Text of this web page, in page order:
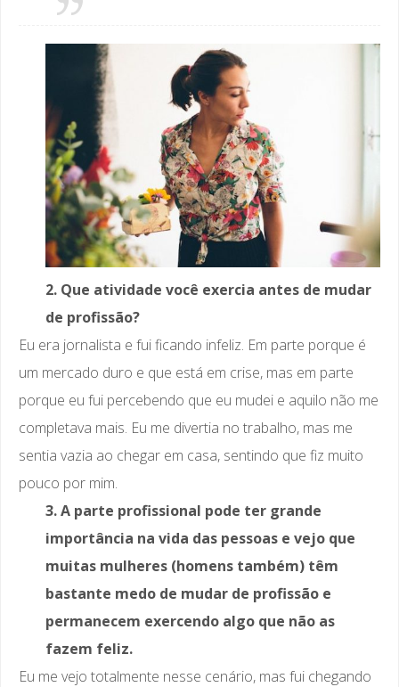
2. Que atividade você exercia antes de mudar
de profissão?
Eu era jornalista e fui ficando infeliz. Em parte porque é
um mercado duro e que está em crise, mas em parte
porque eu fui percebendo que eu mudei e aquilo não me
completava mais. Eu me divertia no trabalho, mas me
sentia vazia ao chegar em casa, sentindo que fiz muito
pouco por mim.
3. A parte profissional pode ter grande
importância na vida das pessoas e vejo que
muitas mulheres (homens também) têm
bastante medo de mudar de profissão e
permanecem exercendo algo que não as
fazem feliz.
Eu me vejo totalmente nesse cenário, mas fui chegando